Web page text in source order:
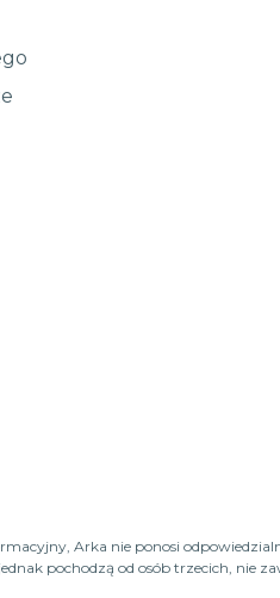
Arka nie ponosi
pochodzą od osób trzecich, nie